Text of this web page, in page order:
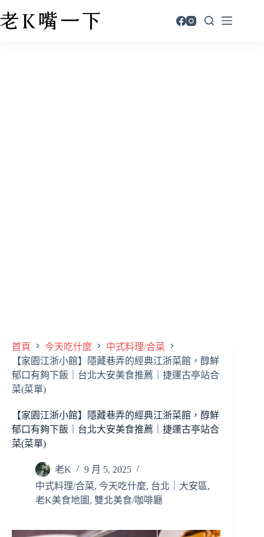
首頁 今天吃什麼
中式料理/合菜
【家園江浙小館】隱藏巷弄的經典江浙菜館，醇鮮
郁口有夠下飯｜台北大安美食推薦｜捷運古亭站合
菜(菜單)
【家園江浙小館】隱藏巷弄的經典江浙菜館，醇鮮
郁口有夠下飯｜台北大安美食推薦｜捷運古亭站合
菜(菜單)
老K
9 月 5, 2025
中式料理/合菜, 今天吃什麼, 台北｜大安區,
老K美食地圖 , 雙北美食/咖啡廳